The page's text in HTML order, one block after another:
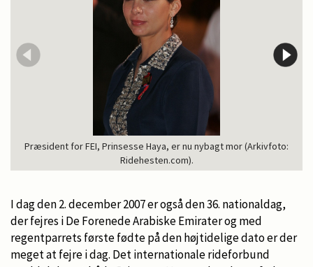
Præsident for FEI, Prinsesse Haya, er nu nybagt mor (Arkivfoto:
Ridehesten.com).
I dag den 2. december 2007 er også den 36. nationaldag,
der fejres i De Forenede Arabiske Emirater og med
regentparrets første fødte på den højtidelige dato er der
meget at fejre i dag. Det internationale rideforbund